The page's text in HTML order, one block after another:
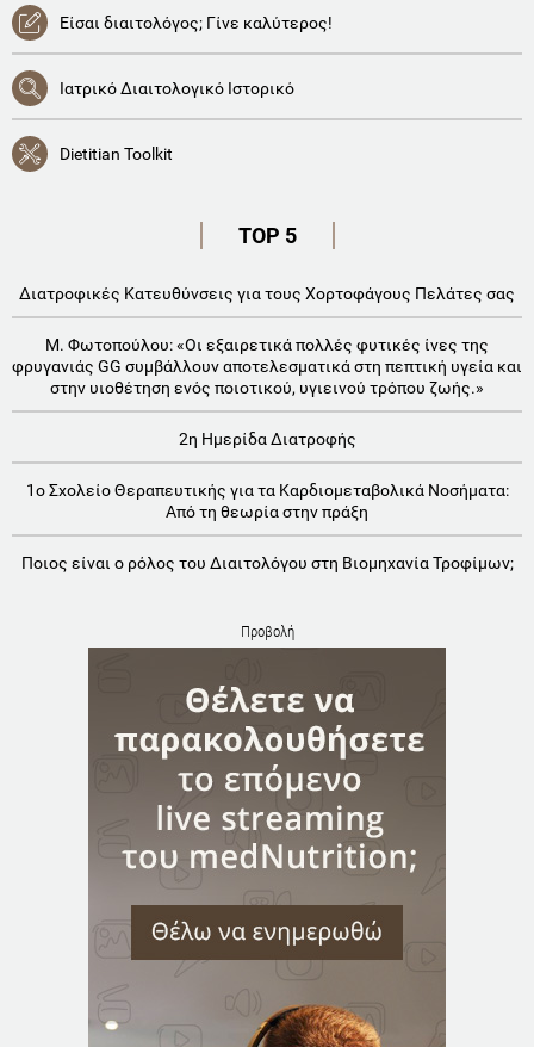
Είσαι διαιτολόγος; Γίνε καλύτερος!
Ιατρικό Διαιτολογικό Ιστορικό
Dietitian Toolkit
TOP 5
Διατροφικές Κατευθύνσεις για τους Χορτοφάγους Πελάτες σας
Μ. Φωτοπούλου: «Οι εξαιρετικά πολλές φυτικές ίνες της
φρυγανιάς GG συμβάλλουν αποτελεσματικά στη πεπτική υγεία και
στην υιοθέτηση ενός ποιοτικού, υγιεινού τρόπου ζωής.»
2η Ημερίδα Διατροφής
1o Σχολείο Θεραπευτικής για τα Καρδιομεταβολικά Νοσήματα:
Aπό τη θεωρία στην πράξη
Ποιος είναι ο ρόλος του Διαιτολόγου στη Βιομηχανία Τροφίμων;
Προβολή